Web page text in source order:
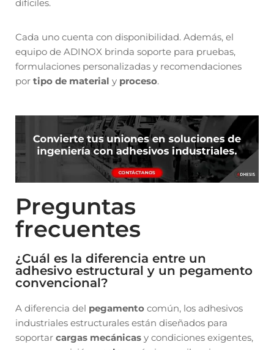
difíciles.
Cada uno cuenta con disponibilidad. Además, el
equipo de ADINOX brinda soporte para pruebas,
formulaciones personalizadas y recomendaciones
por tipo de material y proceso.
Preguntas
frecuentes
¿Cuál es la diferencia entre un
adhesivo estructural y un pegamento
convencional?
A diferencia del pegamento común, los adhesivos
industriales estructurales están diseñados para
soportar cargas mecánicas y condiciones exigentes,